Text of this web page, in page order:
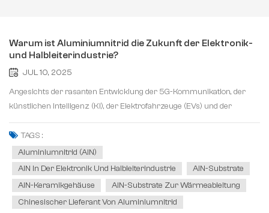
Warum ist Aluminiumnitrid die Zukunft der Elektronik-
und Halbleiterindustrie?
JUL 10, 2025
Angesichts der rasanten Entwicklung der 5G-Kommunikation, der
künstlichen Intelligenz (KI), der Elektrofahrzeuge (EVs) und der
Leistungselektronik können herkömmliche
Wärmemanagementmaterialien (wie Aluminiumoxid, Al₂O₃) die
Anforderungen von Umgebungen mit hoher Leistung, hohen...
TAGS :
Aluminiumnitrid (AlN)
AlN In Der Elektronik Und Halbleiterindustrie
AlN-Substrate
AlN-Keramikgehäuse
AlN-Substrate Zur Wärmeableitung
Chinesischer Lieferant Von Aluminiumnitrid